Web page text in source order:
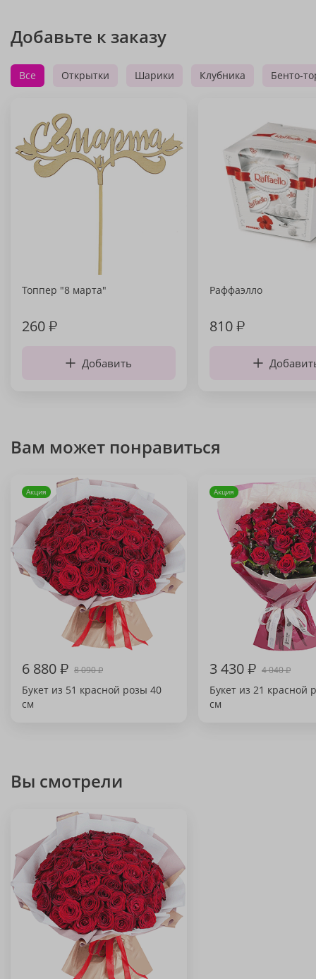
Добавьте к заказу
Все Открытки Шарики Клубника Бенто-
Топпер "8 марта"
260₽
Добавить
Раффаэлло
810₽
Вам может понравиться
Акция
6 880₽ 8 090₽
Букет из 51 красной розы 40
см
Акция
3 430₽ 4 040₽
Букет из 21 красной
см
Вы смотрели